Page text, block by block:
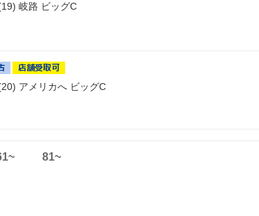
岐路 ビッグC
店舗受取可
アメリカへ ビッグC
81~